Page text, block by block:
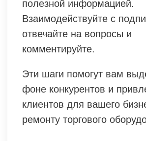
полезной информацией.
Взаимодействуйте с
отвечайте на вопросы и
комментируйте.
Эти шаги помогут вам
фоне конкурентов и
клиентов для вашего
ремонту торгового